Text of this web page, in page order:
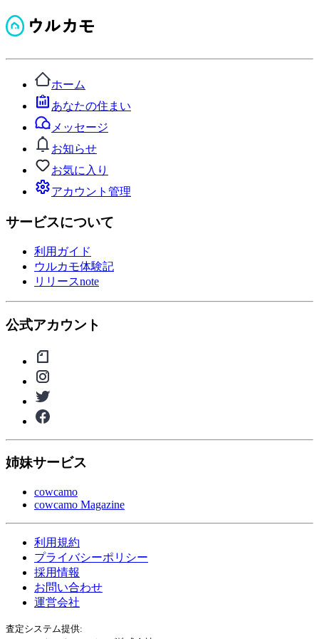
ホーム
あなたの住まい
メッセージ
お知らせ
お気に入り
アカウント管理
サービスについて
利用ガイド
ウルカモ体験記
リリースnote
公式アカウント
姉妹サービス
cowcamo
cowcamo Magazine
利用規約
プライバシーポリシー
採用情報
お問い合わせ
運営会社
査定システム提供: